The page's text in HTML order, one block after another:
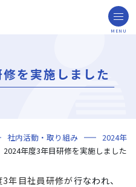
MENU
を実施しました
社内活動・取り組み
2024年
2024年度3年目研修を実施しました
年目社員研修が行なわれ、